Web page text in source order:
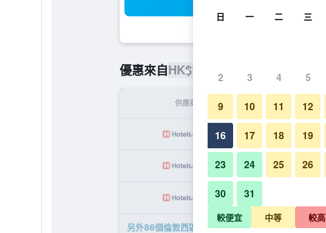
優惠來自HK$1,114
供應商 每晚總額
HK$1,114
HK$1,376
另外86個倫敦西區皮卡迪利酒店 - 倫敦​的優惠
日 一 二 三
2 3 4 5
9 10 11 12
16 17 18 19
23 24 25 26
30 31
較便宜 中等 較高